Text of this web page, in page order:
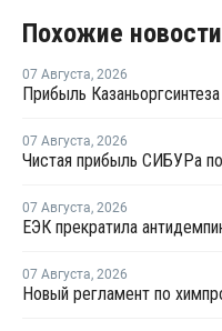
Похожие новости
07 Августа, 2026
07 Августа, 2026
07 Августа, 2026
07 Августа, 2026